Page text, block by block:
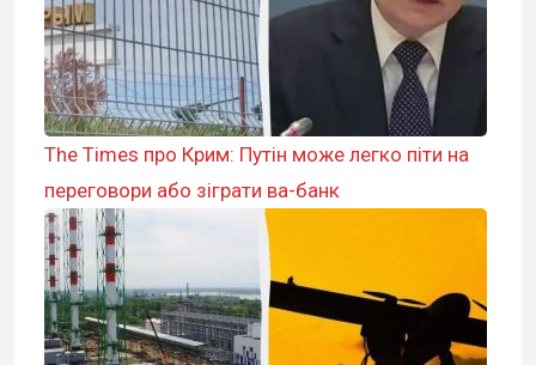
The Times про Крим: Путін може легко піти на
переговори або зіграти ва-банк